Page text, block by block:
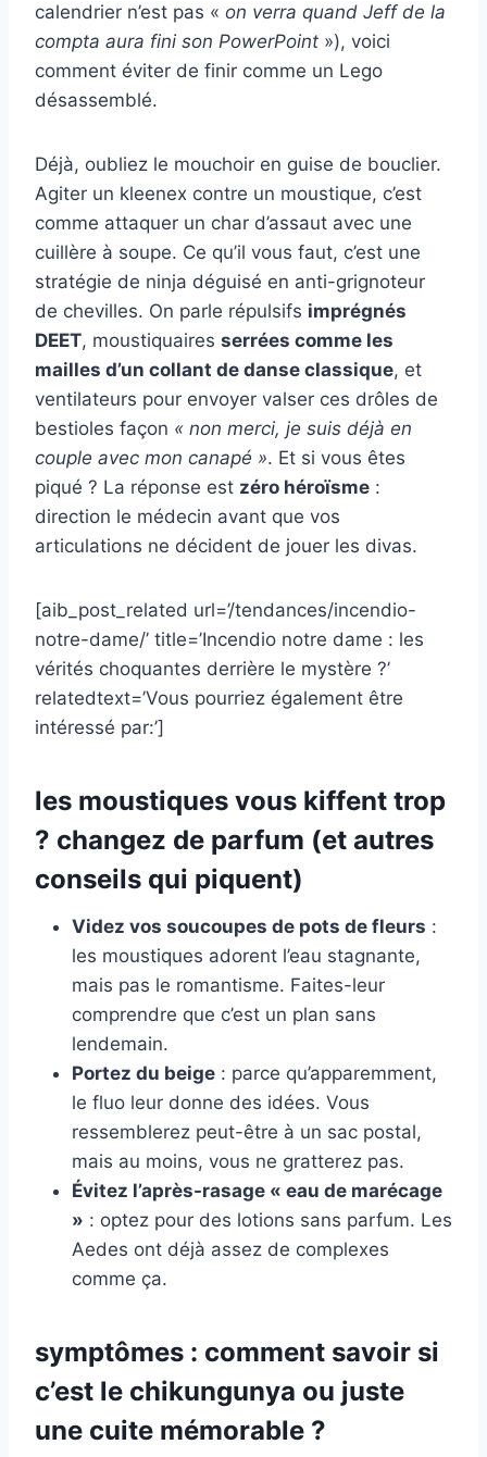
calendrier n’est pas « on verra quand Jeff de la
compta aura fini son PowerPoint »), voici
comment éviter de finir comme un Lego
désassemblé.
Déjà, oubliez le mouchoir en guise de bouclier.
Agiter un kleenex contre un moustique, c’est
comme attaquer un char d’assaut avec une
cuillère à soupe. Ce qu’il vous faut, c’est une
stratégie de ninja déguisé en anti-grignoteur
de chevilles. On parle répulsifs imprégnés
DEET, moustiquaires serrées comme les
mailles d’un collant de danse classique, et
ventilateurs pour envoyer valser ces drôles de
bestioles façon « non merci, je suis déjà en
couple avec mon canapé ». Et si vous êtes
piqué ? La réponse est zéro héroïsme :
direction le médecin avant que vos
articulations ne décident de jouer les divas.
[aib_post_related url=’/tendances/incendio-
notre-dame/’ title=’Incendio notre dame : les
vérités choquantes derrière le mystère ?’
relatedtext=’Vous pourriez également être
intéressé par:’]
les moustiques vous kiffent trop
? changez de parfum (et autres
conseils qui piquent)
Videz vos soucoupes de pots de fleurs :
les moustiques adorent l’eau stagnante,
mais pas le romantisme. Faites-leur
comprendre que c’est un plan sans
lendemain.
Portez du beige : parce qu’apparemment,
le fluo leur donne des idées. Vous
ressemblerez peut-être à un sac postal,
mais au moins, vous ne gratterez pas.
Évitez l’après-rasage « eau de marécage
» : optez pour des lotions sans parfum. Les
Aedes ont déjà assez de complexes
comme ça.
symptômes : comment savoir si
c’est le chikungunya ou juste
une cuite mémorable ?